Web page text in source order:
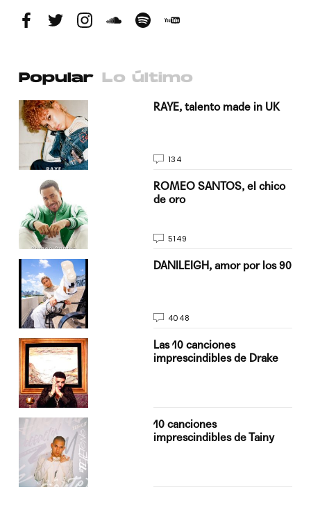
Popular Lo último
RAYE, talento made in UK
134
ROMEO SANTOS, el chico
de oro
5149
DANILEIGH, amor por los 90
4048
Las 10 canciones
imprescindibles de Drake
10 canciones
imprescindibles de Tainy